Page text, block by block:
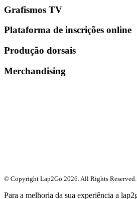
Grafismos TV
Plataforma de inscrições online
Produção dorsais
Merchandising
© Copyright Lap2Go 2026. All Rights Reserved.
Para a melhoria da sua experiência a